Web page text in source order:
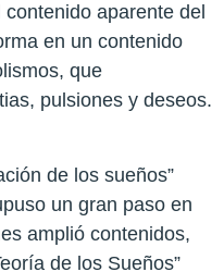
aparente del
en un contenido
que
pulsiones y deseos.
de los sueños”
un gran paso en
amplió contenidos,
de los Sueños”